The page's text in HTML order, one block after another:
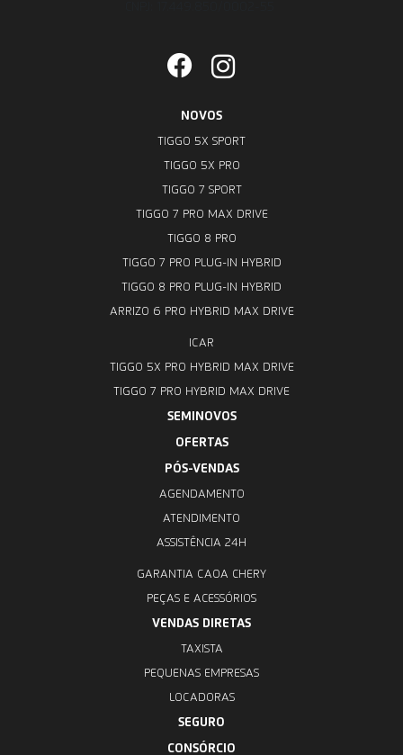
NOVOS
TIGGO 5X SPORT
TIGGO 5X PRO
TIGGO 7 SPORT
TIGGO 7 PRO MAX DRIVE
TIGGO 8 PRO
TIGGO 7 PRO PLUG-IN HYBRID
TIGGO 8 PRO PLUG-IN HYBRID
ARRIZO 6 PRO HYBRID MAX DRIVE
ICAR
TIGGO 5X PRO HYBRID MAX DRIVE
TIGGO 7 PRO HYBRID MAX DRIVE
SEMINOVOS
OFERTAS
PÓS-VENDAS
AGENDAMENTO
ATENDIMENTO
ASSISTÊNCIA 24H
GARANTIA CAOA CHERY
PEÇAS E ACESSÓRIOS
VENDAS DIRETAS
TAXISTA
PEQUENAS EMPRESAS
LOCADORAS
SEGURO
CONSÓRCIO